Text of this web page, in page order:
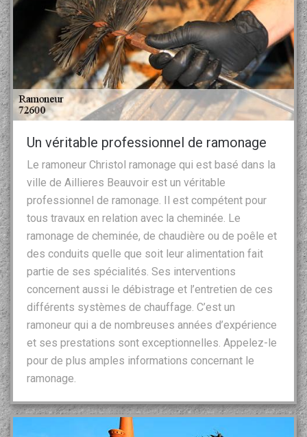
Un véritable professionnel de ramonage
Le ramoneur Christol ramonage qui est basé dans la
ville de Aillieres Beauvoir est un véritable
professionnel de ramonage. Il est compétent pour
tous travaux en relation avec la cheminée. Le
ramonage de cheminée, de chaudière ou de poêle et
des conduits quelle que soit leur alimentation fait
partie de ses spécialités. Ses interventions
concernent aussi le débistrage et l’entretien de ces
différents systèmes de chauffage. C’est un
ramoneur qui a de nombreuses années d’expérience
et ses prestations sont exceptionnelles. Appelez-le
pour de plus amples informations concernant le
ramonage.